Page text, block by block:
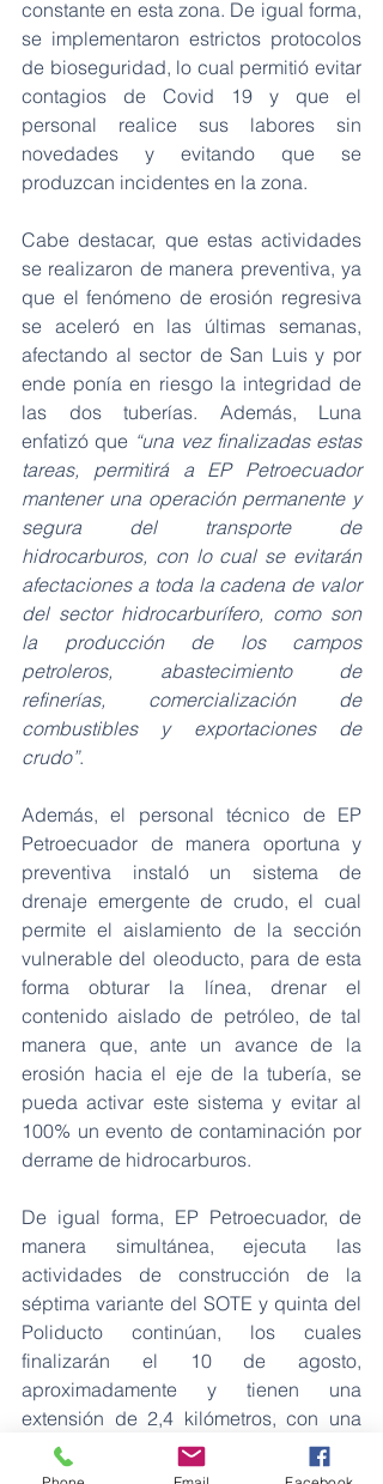
constante en esta zona. De igual forma,
se implementaron estrictos protocolos
de bioseguridad, lo cual permitió evitar
contagios de Covid 19 y que el
personal realice sus labores sin
novedades y evitando que se
produzcan incidentes en la zona.
Cabe destacar, que estas actividades
se realizaron de manera preventiva, ya
que el fenómeno de erosión regresiva
se aceleró en las últimas semanas,
afectando al sector de San Luis y por
ende ponía en riesgo la integridad de
las dos tuberías. Además, Luna
enfatizó que “una vez finalizadas estas
tareas, permitirá a EP Petroecuador
mantener una operación permanente y
segura del transporte de
hidrocarburos, con lo cual se evitarán
afectaciones a toda la cadena de valor
del sector hidrocarburífero, como son
la producción de los campos
petroleros, abastecimiento de
refinerías, comercialización de
combustibles y exportaciones de
crudo”.
Además, el personal técnico de EP
Petroecuador de manera oportuna y
preventiva instaló un sistema de
drenaje emergente de crudo, el cual
permite el aislamiento de la sección
vulnerable del oleoducto, para de esta
forma obturar la línea, drenar el
contenido aislado de petróleo, de tal
manera que, ante un avance de la
erosión hacia el eje de la tubería, se
pueda activar este sistema y evitar al
100% un evento de contaminación por
derrame de hidrocarburos.
De igual forma, EP Petroecuador, de
manera simultánea, ejecuta las
actividades de construcción de la
séptima variante del SOTE y quinta del
Poliducto continúan, los cuales
finalizarán el 10 de agosto,
aproximadamente y tienen una
extensión de 2,4 kilómetros, con una
inversión estimada de USD 4 millones.